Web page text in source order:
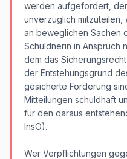
werden aufgefordert,
unverzüglich
an beweglichen Sachen
Schuldnerin in Anspruch
dem das
der Entstehungsgrund
gesicherte Forderung
Mitteilungen schuldhaft
für den daraus
InsO).
Wer Verpflichtungen